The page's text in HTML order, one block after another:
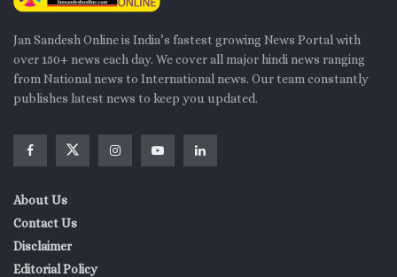
Jan Sandesh Online is India’s fastest growing News Portal with
over 150+ news each day. We cover all major hindi news ranging
from National news to International news. Our team constantly
publishes latest news to keep you updated.
About Us
Contact Us
Disclaimer
Editorial Policy